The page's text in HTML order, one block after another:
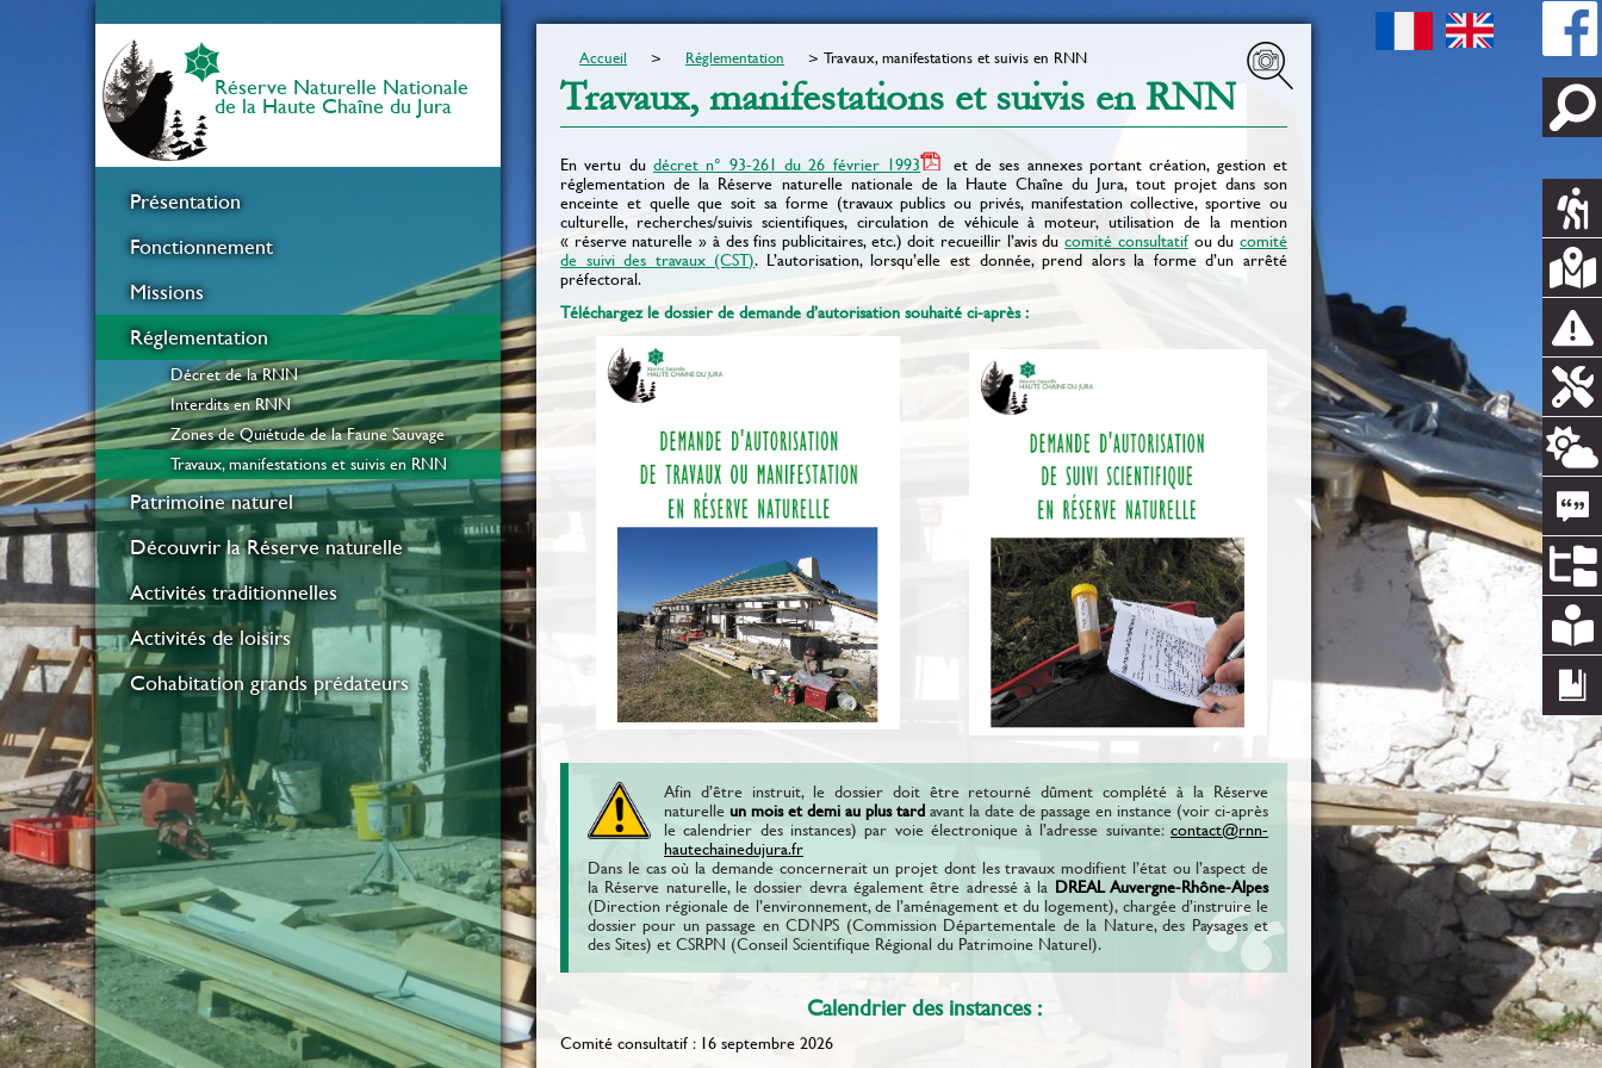
Réserve Naturelle Nationale
de la Haute Chaîne du Jura
Présentation
Fonctionnement
Missions
Réglementation
Décret de la RNN
Interdits en RNN
Zones de Quiétude de la Faune Sauvage
Travaux, manifestations et suivis en RNN
Patrimoine naturel
Découvrir la Réserve naturelle
Activités traditionnelles
Activités de loisirs
Cohabitation grands prédateurs
Accueil Réglementation Travaux, manifestations et suivis en RNN
Travaux, manifestations et suivis en RNN
En vertu dudécret n° 93-261 du 26 février 1993
et de ses annexes portant création, gestion et
réglementation de la Réserve naturelle nationale de la Haute Chaîne du Jura, tout projet dans son
enceinte et quelle que soit sa forme (travaux publics ou privés, manifestation collective, sportive ou
culturelle, recherches/suivis scientifiques, circulation de véhicule à moteur, utilisation de la mention
« réserve naturelle » à des fins publicitaires, etc.) doit recueillir l’avis ducomité consultatifou ducomité
de suivi des travaux (CST). L’autorisation, lorsqu’elle est donnée, prend alors la forme d’un arrêté
préfectoral.
Téléchargez le dossier de demande d’autorisation souhaité ci-après :
Afin d’être instruit, le dossier doit être retourné dûment complété à la Réserve
naturelle un mois et demi au plus tard avant la date de passage en instance (voir ci-après
le calendrier des instances) par voie électronique à l’adresse suivante: contact
rnn-
hautechainedujura.fr
Dans le cas où la demande concernerait un projet dont les travaux modifient l’état ou l’aspect de
la Réserve naturelle, le dossier devra également être adressé à la DREAL Auvergne-Rhône-Alpes
(Direction régionale de l’environnement, de l’aménagement et du logement), chargée d’instruire le
dossier pour un passage en CDNPS (Commission Départementale de la Nature, des Paysages et
des Sites) et CSRPN (Conseil Scientifique Régional du Patrimoine Naturel).
Calendrier des instances :
Comité consultatif : 16 septembre 2026